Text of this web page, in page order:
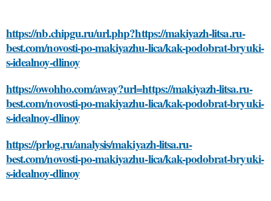
https://nb.chipgu.ru/url.php?https://makiyazh-litsa.ru-
best.com/novosti-po-makiyazhu-lica/kak-podobrat-bryuki-
s-idealnoy-dlinoy
https://owohho.com/away?url=https://makiyazh-litsa.ru-
best.com/novosti-po-makiyazhu-lica/kak-podobrat-bryuki-
s-idealnoy-dlinoy
https://prlog.ru/analysis/makiyazh-litsa.ru-
best.com/novosti-po-makiyazhu-lica/kak-podobrat-bryuki-
s-idealnoy-dlinoy